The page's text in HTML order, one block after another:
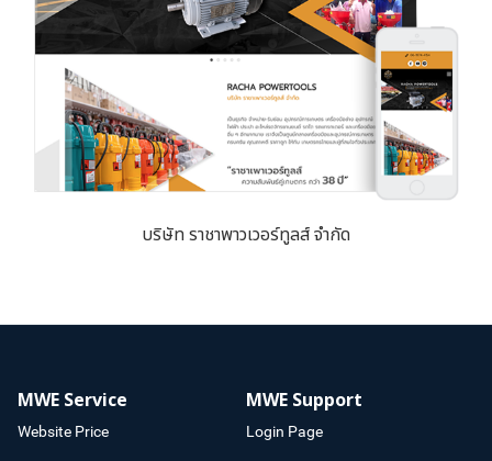
บริษัท ราชาพาวเวอร์ทูลส์ จำกัด
MWE Service
Website Price
MWE Support
Login Page